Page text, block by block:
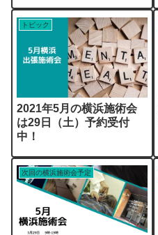
トピック
2021年5月の横浜施術会
は29日（土）予約受付
中！
次回の横浜施術会予定